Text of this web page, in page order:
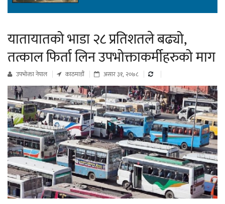
यातायातको भाडा २८ प्रतिशतले बढ्यो,
तत्काल फिर्ता लिन उपभोक्ताकर्मीहरुको माग
उपभाेक्ता नेपाल काठमाडौं असार ३१, २०७८